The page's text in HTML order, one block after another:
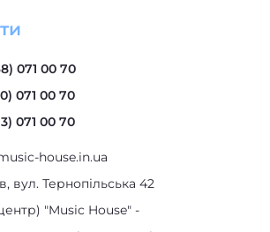
немає
немає
немає
немає
кейс
немає
немає
071 00 70
071 00 70
071 00 70
house.in.ua
вул. Тернопільська 42
"Music House" -